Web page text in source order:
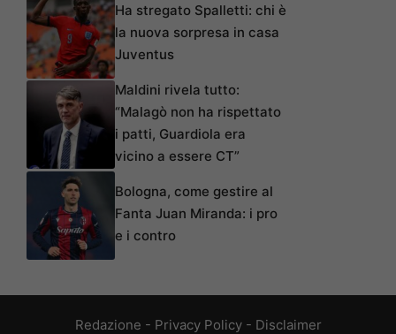
Ha stregato Spalletti: chi è
la nuova sorpresa in casa
Juventus
Maldini rivela tutto:
“Malagò non ha rispettato
i patti, Guardiola era
vicino a essere CT”
Bologna, come gestire al
Fanta Juan Miranda: i pro
e i contro
Redazione - Privacy Policy- Disclaimer